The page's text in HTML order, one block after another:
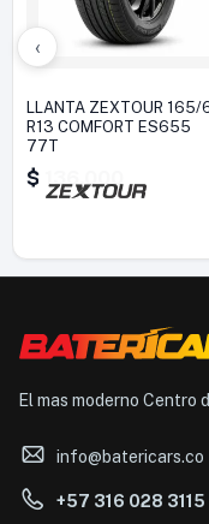
‹
LLANTA ZEXTOUR 165/
R13 COMFORT ES655
77T
$
El mas moderno Centro
info@batericars.co
+57 316 028 3115